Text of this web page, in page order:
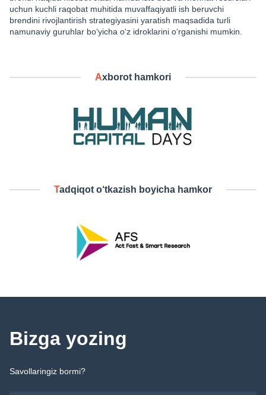
uchun kuchli raqobat muhitida muvaffaqiyatli ish beruvchi
brendini rivojlantirish strategiyasini yaratish maqsadida turli
namunaviy guruhlar bo‘yicha o‘z idroklarini o‘rganishi mumkin.
Axborot hamkori
Tadqiqot o‘tkazish boyicha hamkor
Bizga yozing
Savollaringiz bormi?